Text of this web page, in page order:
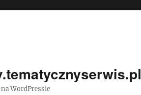
WordPressie